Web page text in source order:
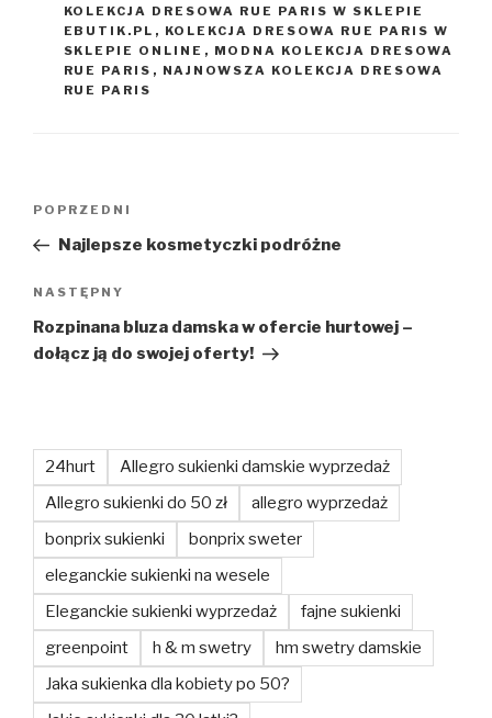
KOLEKCJA DRESOWA RUE PARIS W SKLEPIE
EBUTIK.PL , KOLEKCJA DRESOWA RUE PARIS W
SKLEPIE ONLINE , MODNA KOLEKCJA DRESOWA
RUE PARIS , NAJNOWSZA KOLEKCJA DRESOWA
RUE PARIS
Poprzedni
wpis
POPRZEDNI
Najlepsze kosmetyczki podróżne
Następny
wpis
NASTĘPNY
Rozpinana bluza damska w ofercie hurtowej –
dołącz ją do swojej oferty!
24hurt
Allegro sukienki damskie wyprzedaż
Allegro sukienki do 50 zł
allegro wyprzedaż
bonprix sukienki
bonprix sweter
eleganckie sukienki na wesele
Eleganckie sukienki wyprzedaż
fajne sukienki
greenpoint
h & m swetry
hm swetry damskie
Jaka sukienka dla kobiety po 50?